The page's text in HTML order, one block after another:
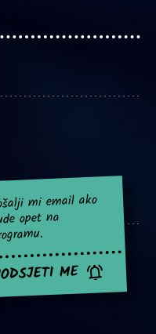
najavljenih
mi email ako
opet na
ME